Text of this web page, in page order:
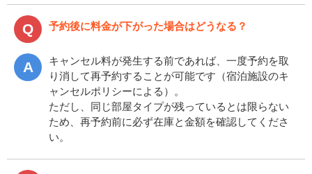
予約後に料金が下がった場合はどうなる？
キャンセル料が発生する前であれば、一度予約を取
り消して再予約することが可能です（宿泊施設のキ
ャンセルポリシーによる）。
ただし、同じ部屋タイプが残っているとは限らない
ため、再予約前に必ず在庫と金額を確認してくださ
い。